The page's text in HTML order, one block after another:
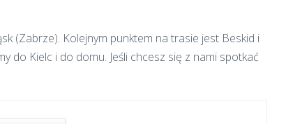
(Zabrze). Kolejnym punktem na trasie jest Beskid i
do Kielc i do domu. Jeśli chcesz się z nami spotkać